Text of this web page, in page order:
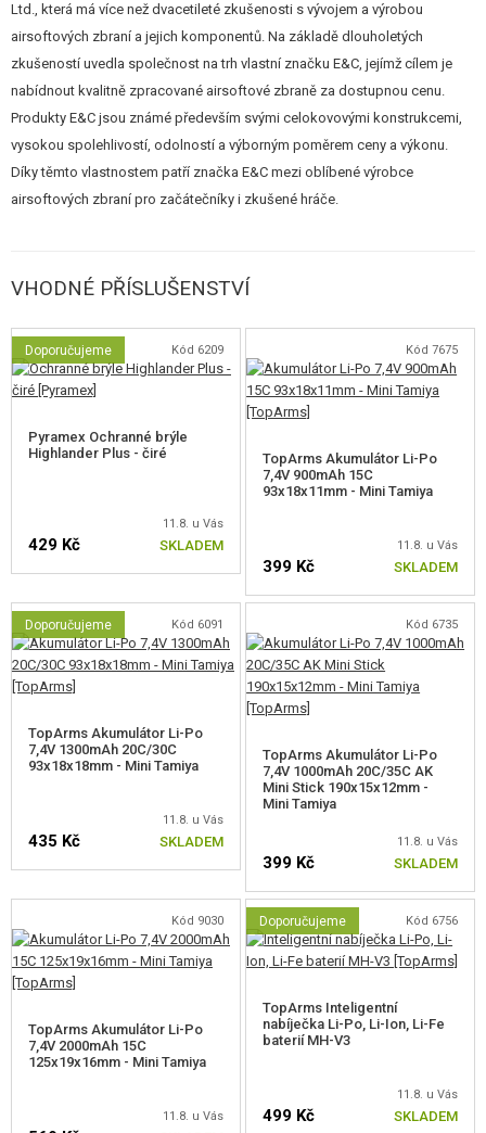
Předpažbí má zámky systému KeyMod pro instalaci příslušenství např.
gripu.
V balení kromě zbraně naleznete také jeden kovový zásobník na 300
nebo nabíječky naleznete níže ve Vhodném příslušenství. Baterie se vkládá
V balení také dostanete ZDARMA pružinu M100.
Náhradní zásobníky doporučujeme volit stejné značky, tedy E&C.
Nicméně replika je kompatibilní i se značkami CYMA, TopArms..apod.
Doporučujeme akumulátory 7,4V Li-Ion / Li-Pol.
Vhodným střelivem, vzhledem k tomuto výkonu, jsou kuličky o
AirsoftPro.cz je od roku 2018 výhradním dovozcem značky E&C pro
ČR.
Zbraň zakoupenou od nás nebo od některého z našich obchodních
https://airsoftpro.cz/cz/original-ec
Každý kus má na lučíku spouště uveden kód zbraně a své unikátní sériové
číslo. Můžete tak ověřit, zda vaše zbraň pochází z oficiální distribuce
VÝHODY E&C
nadstandardní 8mm kuličková ložiska, rotační hop-up komoru,
Ltd., která má více než dvacetileté zkušenosti s vývojem a výrobou
airsoftových zbraní a jejich komponentů. Na základě dlouholetých
zkušeností uvedla společnost na trh vlastní značku E&C, jejímž cílem je
nabídnout kvalitně zpracované airsoftové zbraně za dostupnou cenu.
Produkty E&C jsou známé především svými celokovovými konstrukcemi,
vysokou spolehlivostí, odolností a výborným poměrem ceny a výkonu.
Díky těmto vlastnostem patří značka E&C mezi oblíbené výrobce
airsoftových zbraní pro začátečníky i zkušené hráče.
VHODNÉ PŘÍSLUŠENSTVÍ
Doporučujeme Kód 6209
Pyramex Ochranné brýle
Highlander Plus - čiré
11.8. u Vás
429 Kč SKLADEM
Kód 7675
TopArms Akumulátor Li-Po
7,4V 900mAh 15C
93x18x11mm - Mini Tamiya
11.8. u Vás
399 Kč SKLADEM
Doporučujeme Kód 6091
TopArms Akumulátor Li-Po
7,4V 1300mAh 20C/30C
93x18x18mm - Mini Tamiya
11.8. u Vás
435 Kč SKLADEM
Kód 6735
TopArms Akumulátor Li-Po
7,4V 1000mAh 20C/35C AK
Mini Stick 190x15x12mm -
Mini Tamiya
11.8. u Vás
399 Kč SKLADEM
Kód 9030
TopArms Akumulátor Li-Po
7,4V 2000mAh 15C
125x19x16mm - Mini Tamiya
11.8. u Vás
Doporučujeme Kód 6756
TopArms Inteligentní
nabíječka Li-Po, Li-Ion, Li-Fe
baterií MH-V3
11.8. u Vás
499 Kč SKLADEM